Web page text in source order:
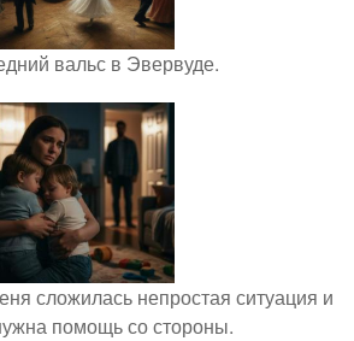
вальс в Эвервуде.
сложилась непростая ситуация и
помощь со стороны.